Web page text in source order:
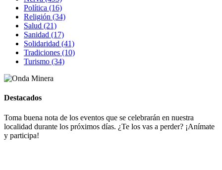
Política (16)
Religión (34)
Salud (21)
Sanidad (17)
Solidaridad (41)
Tradiciones (10)
Turismo (34)
Destacados
Toma buena nota de los eventos que se celebrarán en nuestra
localidad durante los próximos días. ¿Te los vas a perder? ¡Anímate
y participa!